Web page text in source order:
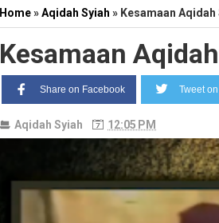
Home»Aqidah Syiah » Kesamaan
Kesamaan
Share on Facebook Tweet
Aqidah Syiah 12:05 PM